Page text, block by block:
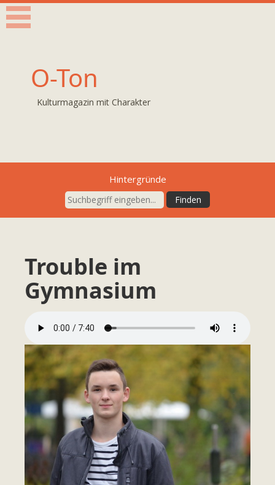
O-Ton
Kulturmagazin mit Charakter
Hintergründe
Trouble im
Gymnasium